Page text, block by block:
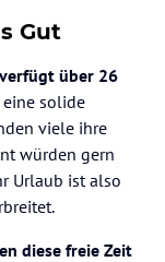
Gut
über 26
solide
viele ihre
würden gern
Urlaub ist also
diese freie Zeit